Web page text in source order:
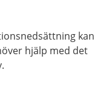
kan
hjälp med det